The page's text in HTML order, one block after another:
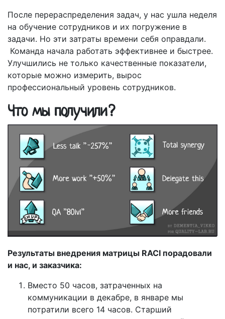
После перераспределения задач, у нас ушла неделя
на обучение сотрудников и их погружение в
задачи. Но эти затраты времени себя оправдали.
Команда начала работать эффективнее и быстрее.
Улучшились не только качественные показатели,
которые можно измерить, вырос
профессиональный уровень сотрудников.
Что мы получили?
Результаты внедрения матрицы RACI порадовали
и нас, и заказчика:
Вместо 50 часов, затраченных на
коммуникации в декабре, в январе мы
потратили всего 14 часов. Старший